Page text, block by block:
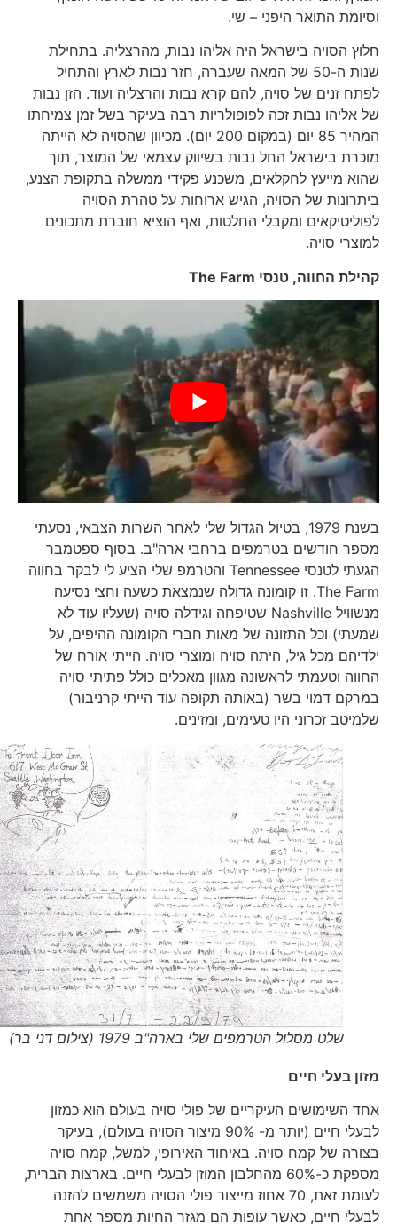
וסיומת התואר היפני – שי.
חלוץ הסויה בישראל היה אליהו נבות, מהרצליה. בתחילת
שנות ה-50 של המאה שעברה, חזר נבות לארץ והתחיל
לפתח זנים של סויה, להם קרא נבות והרצליה ועוד. הזן נבות
של אליהו נבות זכה לפופולריות רבה בעיקר בשל זמן צמיחתו
המהיר 85 יום (במקום 200 יום). מכיוון שהסויה לא הייתה
מוכרת בישראל החל נבות בשיווק עצמאי של המוצר, תוך
שהוא מייעץ לחקלאים, משכנע פקידי ממשלה בתקופת הצנע,
ביתרונות של הסויה, הגיש ארוחות על טהרת הסויה
לפוליטיקאים ומקבלי החלטות, ואף הוציא חוברת מתכונים
למוצרי סויה.
קהילת החווה, טנסיThe Farm
בשנת 1979, בטיול הגדול שלי לאחר השרות הצבאי, נסעתי
מספר חודשים בטרמפים ברחבי ארה"ב. בסוף ספטמבר
הגעתי לטנסי Tennessee והטרמפ שלי הציע לי לבקר בחווה
The Farm. זו קומונה גדולה שנמצאת כשעה וחצי נסיעה
מנשוויל Nashville שטיפחה וגידלה סויה (שעליו עוד לא
שמעתי) וכל התזונה של מאות חברי הקומונה ההיפים, על
ילדיהם מכל גיל, היתה סויה ומוצרי סויה. הייתי אורח של
החווה וטעמתי לראשונה מגוון מאכלים כולל פתיתי סויה
במרקם דמוי בשר (באותה תקופה עוד הייתי קרניבור)
שלמיטב זכרוני היו טעימים, ומזינים.
שלט מסלול הטרמפים שלי בארה"ב 1979 (צילום דני בר)
מזון בעלי חיים
אחד השימושים העיקריים של פולי סויה בעולם הוא כמזון
לבעלי חיים (יותר מ- 90% מיצור הסויה בעולם), בעיקר
בצורה של קמח סויה. באיחוד האירופי, למשל, קמח סויה
מספקת כ-60% מהחלבון המוזן לבעלי חיים. בארצות הברית,
לעומת זאת, 70 אחוז מייצור פולי הסויה משמשים להזנה
לבעלי חיים, כאשר עופות הם מגזר החיות מספר אחת